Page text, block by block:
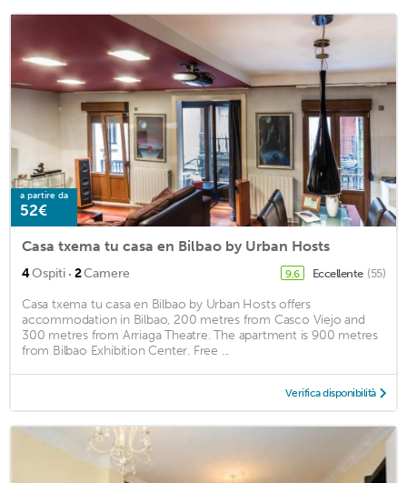
a partire da
52€
Casa txema tu casa en Bilbao by Urban Hosts
4Ospiti · 2Camere 9,6 Eccellente (55)
Casa txema tu casa en Bilbao by Urban Hosts offers
accommodation in Bilbao, 200 metres from Casco Viejo and
300 metres from Arriaga Theatre. The apartment is 900 metres
from Bilbao Exhibition Center. Free ...
Verifica disponibilità